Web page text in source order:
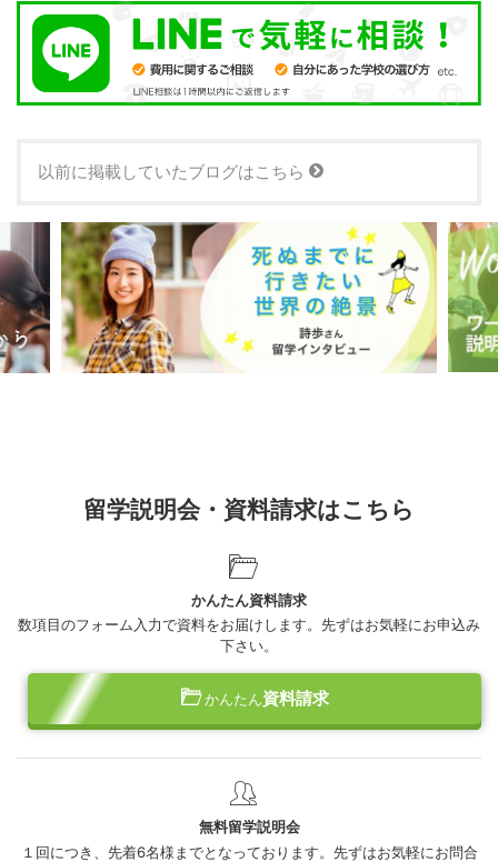
以前に掲載していたブログはこちら
留学説明会・資料請求はこちら
かんたん資料請求
数項目のフォーム入力で資料をお届けします。先ずはお気軽にお申込み
下さい。
かんたん資料請求
無料留学説明会
１回につき、先着6名様までとなっております。先ずはお気軽にお問合